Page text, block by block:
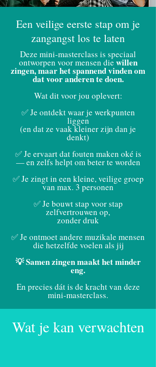
Een veilige eerste stap om je
zangangst los te laten
Deze mini-masterclass is speciaal
ontworpen voor mensen die willen
zingen, maar het spannend vinden om
dat voor anderen te doen.
Wat dit voor jou oplevert:
​✅ Je ontdekt waar je werkpunten
liggen
(en dat ze vaak kleiner zijn dan je
denkt)
✅ Je ervaart dat fouten maken oké is
— en zelfs helpt om beter te worden
✅ Je zingt in een kleine, veilige groep
van max. 3 personen
✅ Je bouwt stap voor stap
zelfvertrouwen op,
zonder druk
✅ Je ontmoet andere muzikale mensen
die hetzelfde voelen als jij​
💡 Samen zingen maakt het minder
eng.
En precies dát is de kracht van deze
mini-masterclass.
Wat je kan verwachten